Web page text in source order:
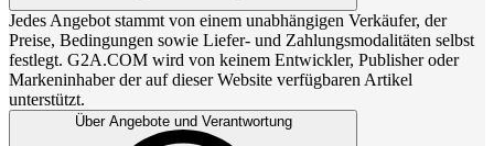
Jedes Angebot stammt von einem unabhängigen Verkäufer, der
Preise, Bedingungen sowie Liefer- und Zahlungsmodalitäten selbst
festlegt. G2A.COM wird von keinem Entwickler, Publisher oder
Markeninhaber der auf dieser Website verfügbaren Artikel
unterstützt.
Über Angebote und Verantwortung